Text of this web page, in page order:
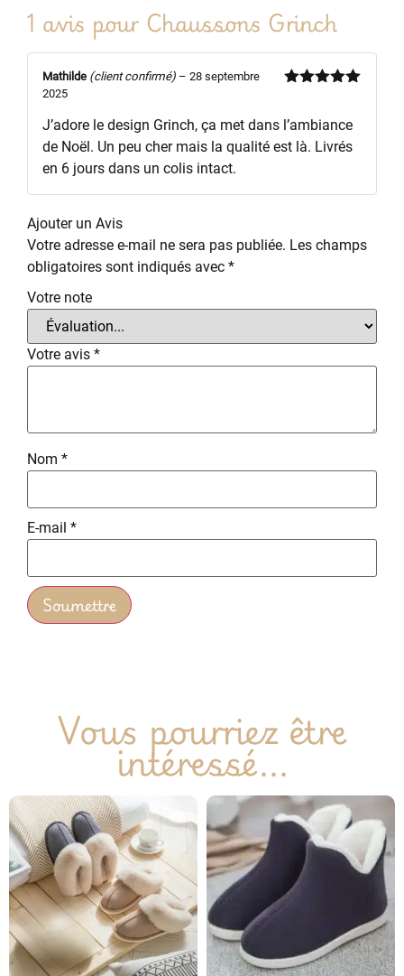
1 avis pour Chaussons Grinch
Mathilde (client confirmé) – 28 septembre
2025
J’adore le design Grinch, ça met dans l’ambiance
de Noël. Un peu cher mais la qualité est là. Livrés
en 6 jours dans un colis intact.
Ajouter un Avis
Votre adresse e-mail ne sera pas publiée. Les champs
obligatoires sont indiqués avec *
Votre note
Votre avis *
Nom *
E-mail *
Vous pourriez être
intéressé...